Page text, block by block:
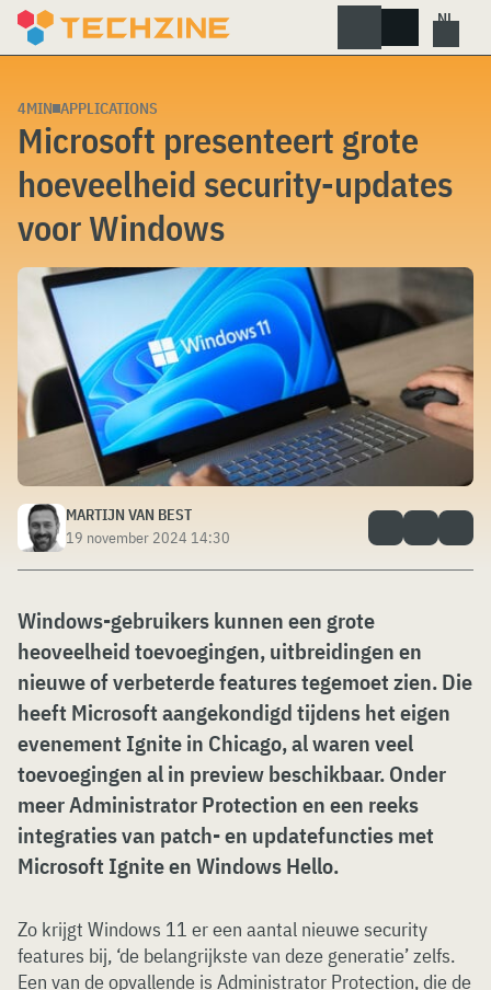
Skip
4MIN APPLICATIONS
Microsoft presenteert grote
hoeveelheid security-updates
voor Windows
MARTIJN VAN BEST
19 november 2024 14:30
Windows-gebruikers kunnen een grote
heoveelheid toevoegingen, uitbreidingen en
nieuwe of verbeterde features tegemoet zien. Die
heeft Microsoft aangekondigd tijdens het eigen
evenement Ignite in Chicago, al waren veel
toevoegingen al in preview beschikbaar. Onder
meer Administrator Protection en een reeks
integraties van patch- en updatefuncties met
Microsoft Ignite en Windows Hello.
Zo krijgt Windows 11 er een aantal nieuwe security
features bij, ‘de belangrijkste van deze generatie’ zelfs.
Een van de opvallende is Administrator Protection, die de